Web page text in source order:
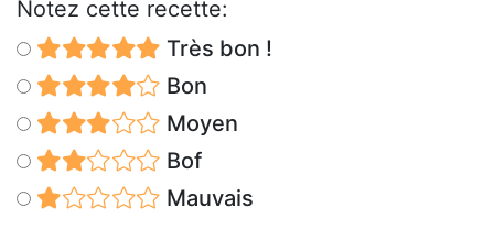
Notez cette recette:
Très bon !
Bon
Moyen
Bof
Mauvais